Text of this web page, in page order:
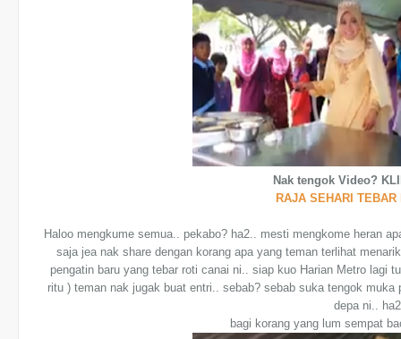
Nak tengok Video?
RAJA SEHARI TEBAR
Haloo mengkume semua.. pekabo? ha2.. mesti mengkome heran
saja jea nak share dengan korang apa yang teman terlihat
pengatin baru yang tebar roti canai ni.. siap kuo Harian Metro lagi
ritu ) teman nak jugak buat entri.. sebab? sebab suka tengok
depa ni..
bagi korang yang lum sempat